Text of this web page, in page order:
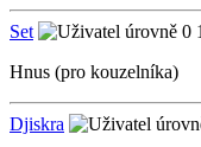
Set
Hnus (pro kouzelníka)
Djiskra